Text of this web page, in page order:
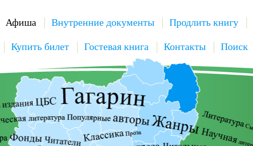
Афиша Внутренние документы Продлить книгу
Купить билет Гостевая книга Контакты Поиск